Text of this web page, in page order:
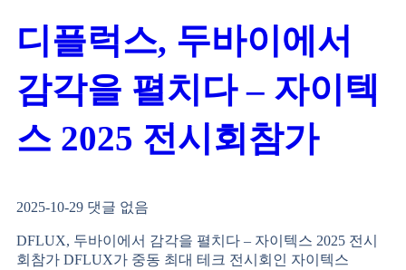
디플럭스, 두바이에서
감각을 펼치다 – 자이텍
스 2025 전시회참가
2025-10-29 댓글 없음
DFLUX, 두바이에서 감각을 펼치다 – 자이텍스 2025 전시
회참가 DFLUX가 중동 최대 테크 전시회인 자이텍스